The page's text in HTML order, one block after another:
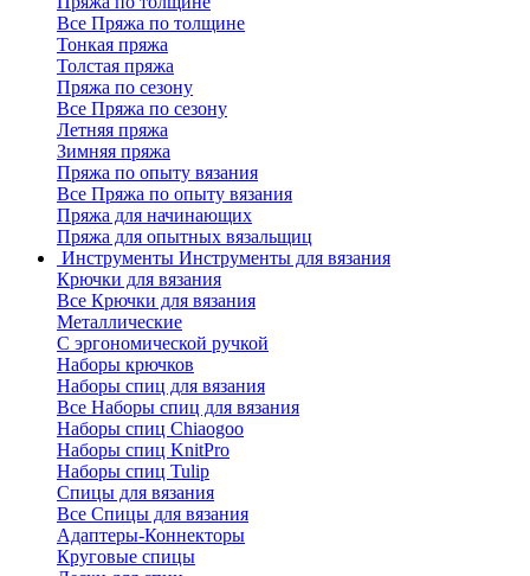
Все Пряжа по толщине
Тонкая пряжа
Толстая пряжа
Пряжа по сезону
Все Пряжа по сезону
Летняя пряжа
Зимняя пряжа
Пряжа по опыту вязания
Все Пряжа по опыту вязания
Пряжа для начинающих
Пряжа для опытных вязальщиц
Инструменты Инструменты для вязания
Крючки для вязания
Все Крючки для вязания
Металлические
С эргономической ручкой
Наборы крючков
Наборы спиц для вязания
Все Наборы спиц для вязания
Наборы спиц Chiaogoo
Наборы спиц KnitPro
Наборы спиц Tulip
Спицы для вязания
Все Спицы для вязания
Адаптеры-Коннекторы
Круговые спицы